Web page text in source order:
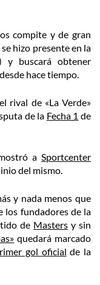
compite y de gran
hizo presente en la
buscará obtener
hace tiempo.
rival de «La Verde»
de la Fecha 1 de
a Sportcenter
del mismo.
y nada menos que
los fundadores de la
de Masters y sin
quedará marcado
gol oficial de la